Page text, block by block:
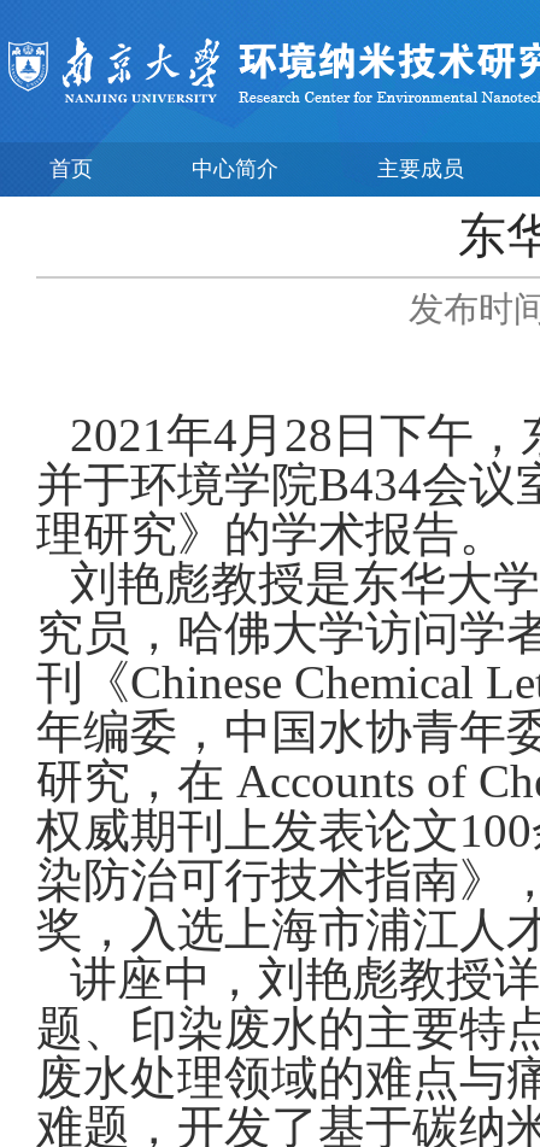
首页 中心简介 主要成员
东
发布时
2021年4月 28 日下午
并于环境学院B434会议
理研究》的学术报告。
刘艳彪教授是东华大
究员，哈佛大学访问学
刊《Chinese Chemical
年编委，中国水协青年
研究，在 Accounts of
权威期刊上发表论文100
染防治可行技术指南》
奖，入选上海市浦江人
讲座中，刘艳彪教授
题、印染废水的主要特
废水处理领域的难点与
难题，开发了基于碳纳